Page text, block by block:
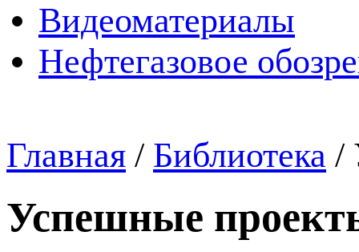
Видеоматериалы
Нефтегазовое
Главная / Библиотека /
Успешные